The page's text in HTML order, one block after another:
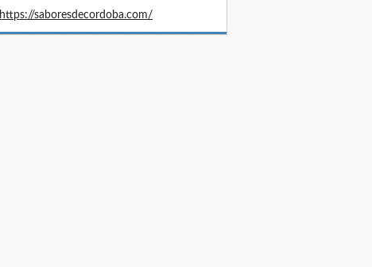
https://saboresdecordoba.com/